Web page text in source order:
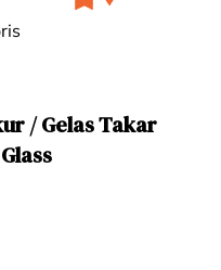
/ Gelas Takar